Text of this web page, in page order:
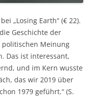
„Losing Earth“ (€ 22).
Geschichte der
politischen Meinung
Das ist interessant,
und im Kern wusste
das wir 2019 über
1979 geführt.“ (S.